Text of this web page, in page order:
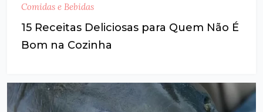
Comidas e Bebidas
15 Receitas Deliciosas para Quem Não É
Bom na Cozinha